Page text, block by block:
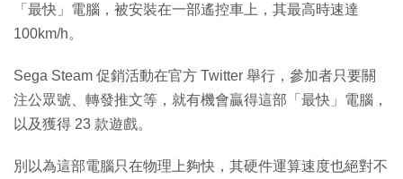
「最快」電腦，被安裝在一部遙控車上，其最高時速達
100km/h。
Sega Steam 促銷活動在官方 Twitter 舉行，參加者只要關
注公眾號、轉發推文等，就有機會贏得這部「最快」電腦，
以及獲得 23 款遊戲。
別以為這部電腦只在物理上夠快，其硬件運算速度也絕對不